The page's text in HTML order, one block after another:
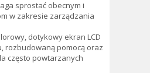
sprostać obecnym i
w zakresie zarządzania
dotykowy ekran LCD
rozbudowaną pomocą oraz
często powtarzanych